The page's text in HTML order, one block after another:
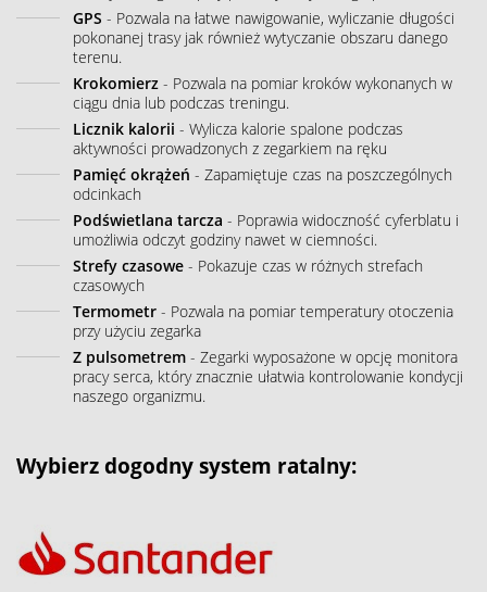
GPS - Pozwala na łatwe nawigowanie, wyliczanie długości
pokonanej trasy jak również wytyczanie obszaru danego
terenu.
Krokomierz - Pozwala na pomiar kroków wykonanych w
ciągu dnia lub podczas treningu.
Licznik kalorii - Wylicza kalorie spalone podczas
aktywności prowadzonych z zegarkiem na ręku
Pamięć okrążeń - Zapamiętuje czas na poszczególnych
odcinkach
Podświetlana tarcza - Poprawia widoczność cyferblatu i
umożliwia odczyt godziny nawet w ciemności.
Strefy czasowe - Pokazuje czas w różnych strefach
czasowych
Termometr - Pozwala na pomiar temperatury otoczenia
przy użyciu zegarka
Z pulsometrem - Zegarki wyposażone w opcję monitora
pracy serca, który znacznie ułatwia kontrolowanie kondycji
naszego organizmu.
Wybierz dogodny system ratalny: